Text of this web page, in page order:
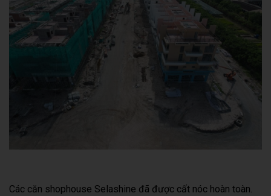
Các căn shophouse Selashine đã được cất nóc hoàn toàn.